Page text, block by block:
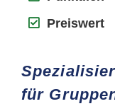
Preiswert
für